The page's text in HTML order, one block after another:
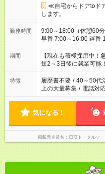
≪自宅からドアtoド
します。
勤務時間
9:00～18:00（休憩60分） ■ご希望があれば下記シフトも
早番 7:00～16:00 遅番
と休みを合わせたい」
「できれば残業はし
ね。 ※Wワーク希望の方へ 今ご覧のお仕事で希望する勤務時間
と、もう1つのお仕事
合は応募できません。
期間
【現在も積極採用中
短2～3日後に就業可能！
特徴 履歴書不要 / 40～50代
上の大量募集 / 電話対
気になる！
掲載元企業名 日研トータルソ